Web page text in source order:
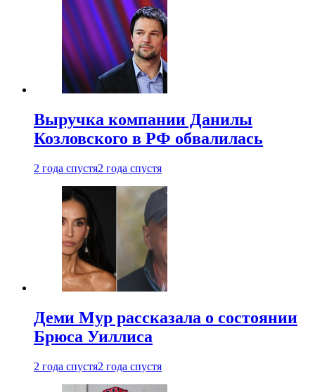
Выручка компании Данилы
Козловского в РФ обвалилась
2 года спустя2 года спустя
Деми Мур рассказала о состоянии
Брюса Уиллиса
2 года спустя2 года спустя